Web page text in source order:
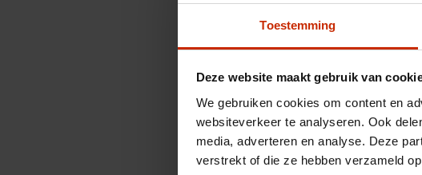
Toestemming
Deze website maakt gebruik van
We gebruiken cookies om content en
websiteverkeer te analyseren. Ook
media, adverteren en analyse. Deze
verstrekt of die ze hebben verzameld